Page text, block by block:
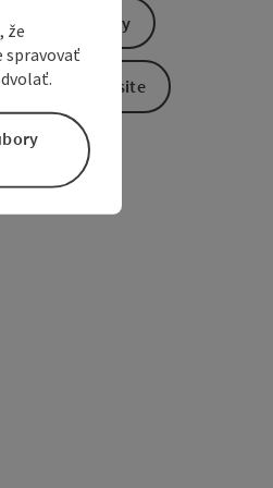
Send inquiry
To the website
že
spravovať